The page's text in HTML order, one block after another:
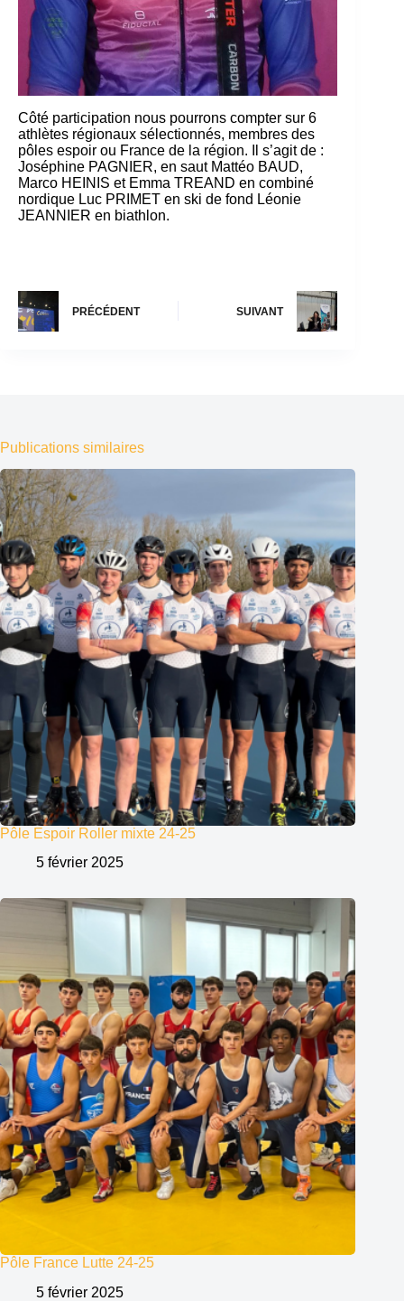
Côté participation nous pourrons compter sur 6
athlètes régionaux sélectionnés, membres des
pôles espoir ou France de la région. Il s’agit de :
Joséphine PAGNIER, en saut Mattéo BAUD,
Marco HEINIS et Emma TREAND en combiné
nordique Luc PRIMET en ski de fond Léonie
JEANNIER en biathlon.
PRÉCÉDENT SUIVANT
Publications similaires
Pôle Espoir Roller mixte 24-25
5 février 2025
Pôle France Lutte 24-25
5 février 2025